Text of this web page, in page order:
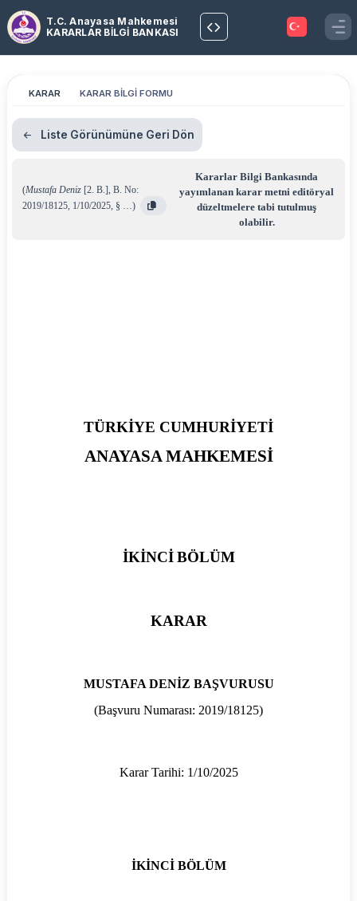
T.C. Anayasa Mahkemesi
KARARLAR BİLGİ BANKASI
KARAR KARAR BİLGİ FORMU
Liste Görünümüne Geri Dön
(Mustafa Deniz [2. B.], B. No:
2019/18125, 1/10/2025, § …)
Kararlar Bilgi Bankasında
yayımlanan karar metni editöryal
düzeltmelere tabi tutulmuş
olabilir.